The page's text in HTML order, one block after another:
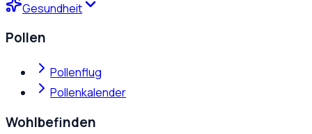
Gesundheit
Pollen
Pollenflug
Pollenkalender
Wohlbefinden